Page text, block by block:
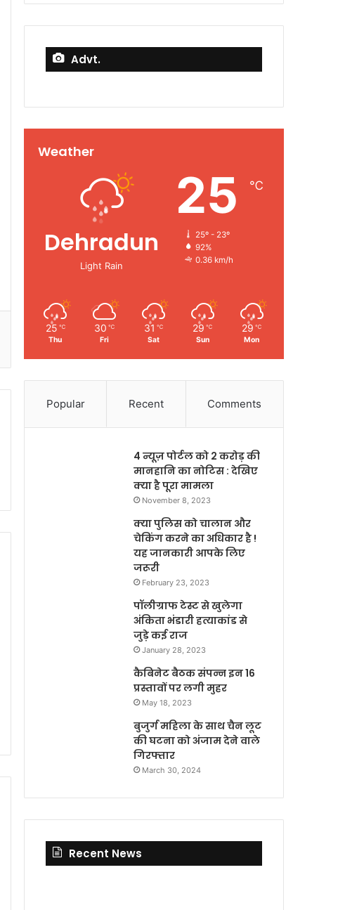
Advt.
Weather
Dehradun
Light Rain
25 ℃
25º - 23º
92%
0.36 km/h
25 ℃
Thu
30 ℃
Fri
31 ℃
Sat
29 ℃
Sun
29 ℃
Mon
Popular Recent Comments
4 न्यूज़ पोर्टल को 2 करोड़ की
मानहानि का नोटिस : देखिए
क्या है पूरा मामला
November 8, 2023
क्या पुलिस को चालान और
चेकिंग करने का अधिकार है !
यह जानकारी आपके लिए
जरूरी
February 23, 2023
पॉलीग्राफ टेस्ट से खुलेगा
अंकिता भंडारी हत्याकांड से
जुड़े कई राज
January 28, 2023
कैबिनेट बैठक संपन्न इन 16
प्रस्तावों पर लगी मुहर
May 18, 2023
बुजुर्ग महिला के साथ चैन लूट
की घटना को अंजाम देने वाले
गिरफ्तार
March 30, 2024
Recent News